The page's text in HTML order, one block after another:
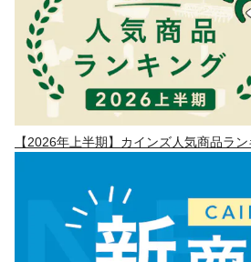
【2026年上半期】カインズ人気商品ラ